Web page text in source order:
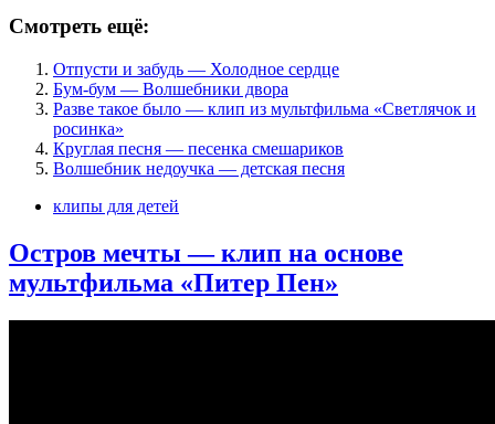
Смотреть ещё:
Отпусти и забудь — Холодное сердце
Бум-бум — Волшебники двора
Разве такое было — клип из мультфильма «Светлячок и
росинка»
Круглая песня — песенка смешариков
Волшебник недоучка — детская песня
клипы для детей
Остров мечты — клип на основе
мультфильма «Питер Пен»